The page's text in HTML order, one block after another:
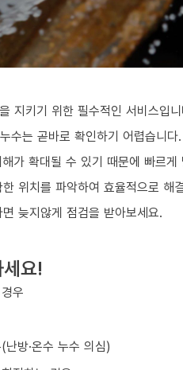
지키기 위한 필수적인 서비스입
수는 곧바로 확인하기 어렵습니다.
가 확대될 수 있기 때문에 빠르
위치를 파악하여 효율적으로 해
늦지않게 점검을 받아보세요.
요!
우
방·온수 누수 의심)